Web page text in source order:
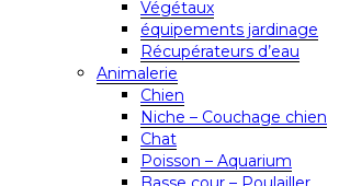
Végétaux
équipements jardinage
Récupérateurs d’eau
Animalerie
Chien
Niche – Couchage chien
Chat
Poisson – Aquarium